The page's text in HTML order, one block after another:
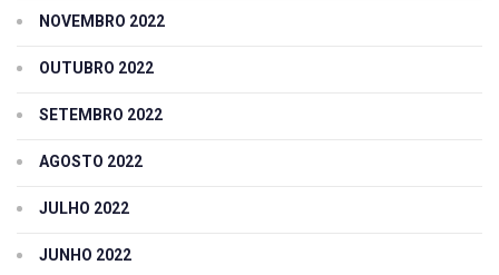
NOVEMBRO 2022
OUTUBRO 2022
SETEMBRO 2022
AGOSTO 2022
JULHO 2022
JUNHO 2022